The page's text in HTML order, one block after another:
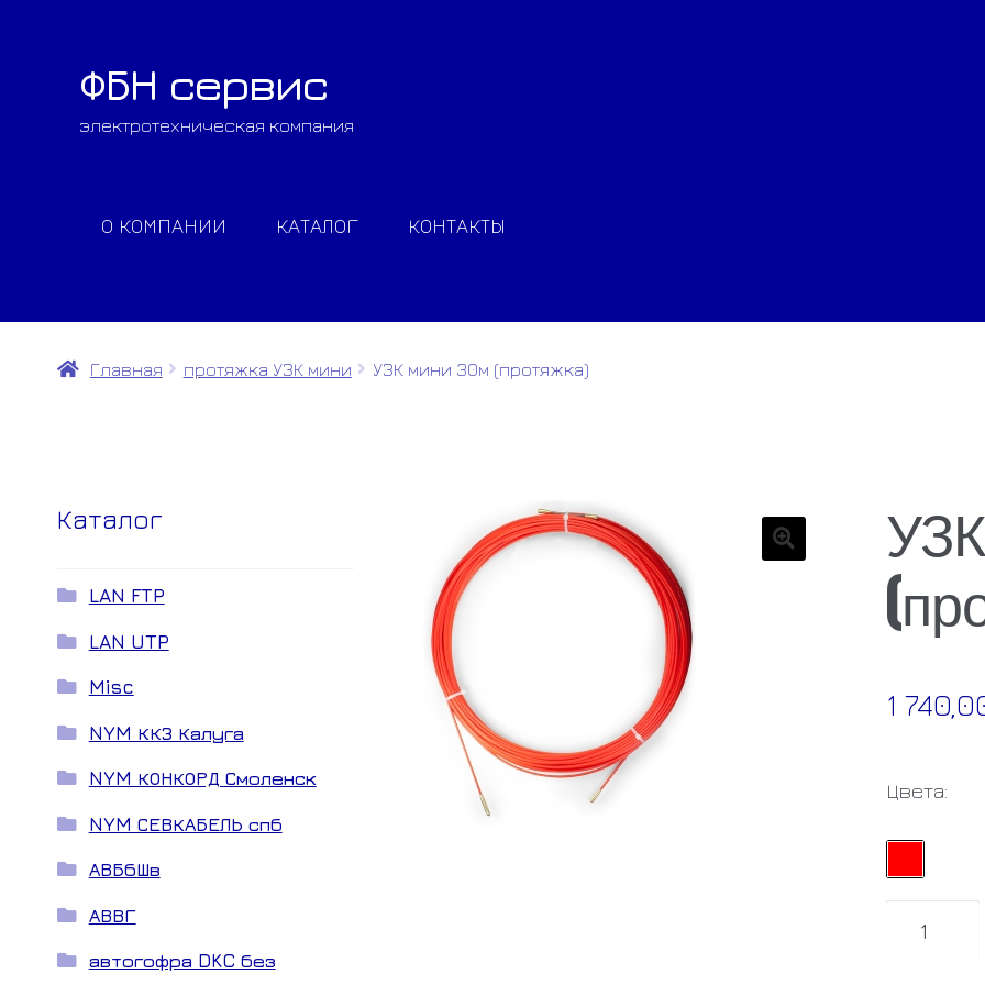
Перейти
навигации
Перейти
содержимому
ФБН сервис
электротехническая компания
О КОМПАНИИ КАТАЛОГ КОНТАКТЫ
Главная протяжка УЗК мини УЗК мини 30м (протяжка)
1
Цвета:
Каталог
LAN FTP
LAN UTP
Misc
NYM ККЗ Калуга
NYM КОНКОРД Смоленск
NYM СЕВКАБЕЛЬ спб
АВБбШв
АВВГ
автогофра DKC без